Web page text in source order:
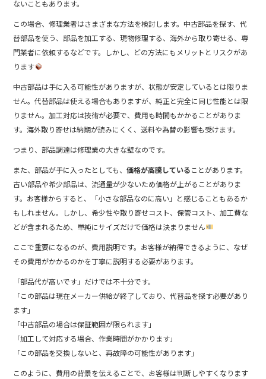
ないこともあります。
この場合、修理業者はさまざまな方法を検討します。中古部品を探す、代
替部品を使う、部品を加工する、現物修理する、海外から取り寄せる、専
門業者に依頼するなどです。しかし、どの方法にもメリットとリスクがあ
ります
中古部品は手に入る可能性がありますが、状態が安定しているとは限りま
せん。代替部品は使える場合もありますが、純正と完全に同じ性能とは限
りません。加工対応は技術が必要で、費用も時間もかかることがありま
す。海外取り寄せは納期が読みにくく、送料や為替の影響も受けます。
つまり、部品調達は修理業の大きな壁なのです。
また、部品が手に入ったとしても、価格が高騰していることがあります。
古い部品や希少部品は、流通量が少ないため価格が上がることがありま
す。お客様からすると、「小さな部品なのに高い」と感じることもあるか
もしれません。しかし、希少性や取り寄せコスト、保管コスト、加工費な
どが含まれるため、単純にサイズだけで価格は決まりません
ここで重要になるのが、費用説明です。お客様が納得できるように、なぜ
その費用がかかるのかを丁寧に説明する必要があります。
「部品代が高いです」だけでは不十分です。
「この部品は現在メーカー供給が終了しており、代替品を探す必要があり
ます」
「中古部品の場合は保証範囲が限られます」
「加工して対応する場合、作業時間がかかります」
「この部品を交換しないと、再故障の可能性があります」
このように、費用の背景を伝えることで、お客様は判断しやすくなります